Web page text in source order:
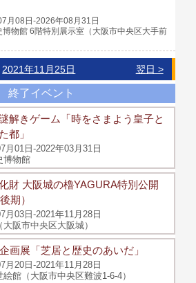
月08日-2026年08月31日
博物館 6階特別展示室（大阪市中央区大手前
2021年11月25日 翌日 >
終了イベント
解きゲーム「時をさまよう皇子と
都」
月01日-2022年03月31日
博物館
財 大阪城の櫓YAGURA特別公開
期）
月03日-2021年11月28日
大阪市中央区大阪城）
画展「芝居と歴史のあいだ」
月20日-2021年11月28日
館（大阪市中央区難波1-6-4）